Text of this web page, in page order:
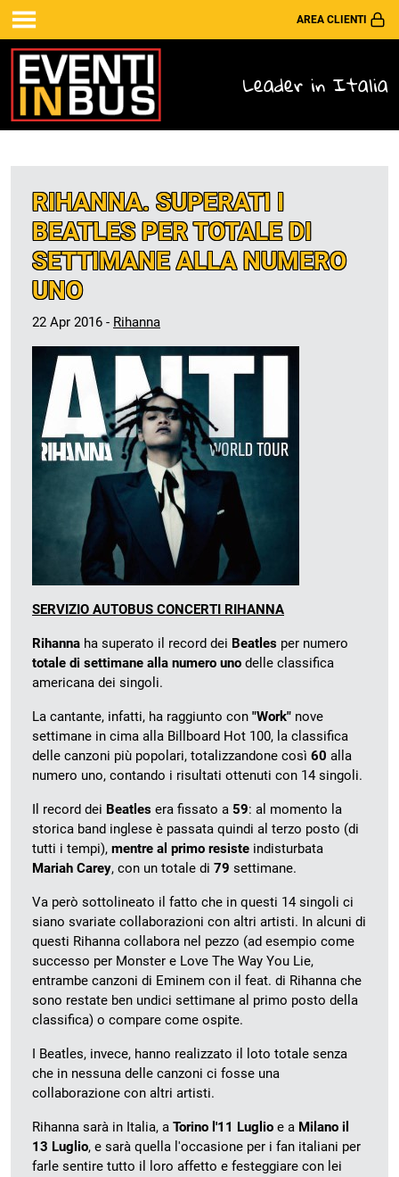
AREA CLIENTI
Leader in Italia
RIHANNA. SUPERATI I
BEATLES PER TOTALE DI
SETTIMANE ALLA NUMERO
UNO
22 Apr 2016 - Rihanna
SERVIZIO AUTOBUS CONCERTI RIHANNA
Rihanna ha superato il record dei Beatles per numero
totale di settimane alla numero uno delle classifica
americana dei singoli.
La cantante, infatti, ha raggiunto con "Work" nove
settimane in cima alla Billboard Hot 100, la classifica
delle canzoni più popolari, totalizzandone così 60 alla
numero uno, contando i risultati ottenuti con 14 singoli.
Il record dei Beatles era fissato a 59: al momento la
storica band inglese è passata quindi al terzo posto (di
tutti i tempi), mentre al primo resiste indisturbata
Mariah Carey, con un totale di 79 settimane.
Va però sottolineato il fatto che in questi 14 singoli ci
siano svariate collaborazioni con altri artisti. In alcuni di
questi Rihanna collabora nel pezzo (ad esempio come
successo per Monster e Love The Way You Lie,
entrambe canzoni di Eminem con il feat. di Rihanna che
sono restate ben undici settimane al primo posto della
classifica) o compare come ospite.
I Beatles, invece, hanno realizzato il loto totale senza
che in nessuna delle canzoni ci fosse una
collaborazione con altri artisti.
Rihanna sarà in Italia, a Torino l'11 Luglio e a Milano il
13 Luglio, e sarà quella l'occasione per i fan italiani per
farle sentire tutto il loro affetto e festeggiare con lei